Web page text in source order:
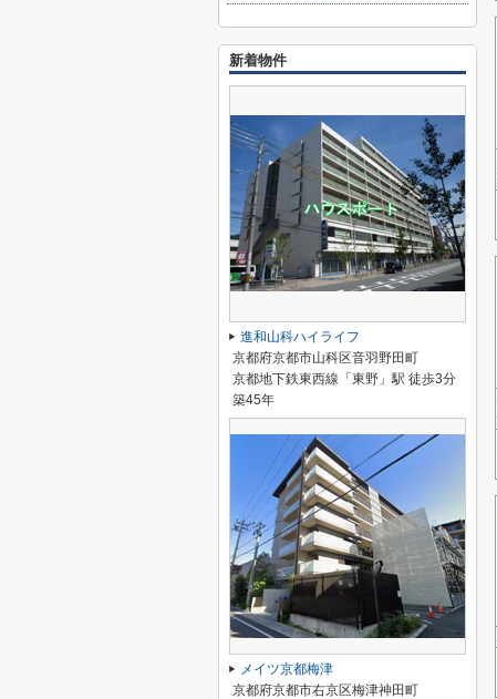
新着物件
進和山科ハイライフ
京都府京都市山科区音羽野田町
京都地下鉄東西線「東野」駅 徒歩3分
築45年
メイツ京都梅津
京都府京都市右京区梅津神田町